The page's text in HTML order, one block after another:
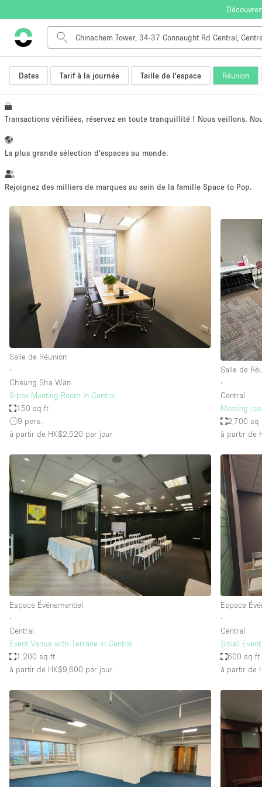
Dates Tarif à la journée Taille de l'espace Réunion
Type de l'espace Appartement / Loft
Boutique / Magasin
Espace Événementiel
Kiosque / Stand / Corner
Maison / Villa / Hôtel Particulier
Rooftop
Salle de Conférence
Salon / Festival
Studio Photo / Tournage
Caractéristiques
de l'espace
Chauffage
Concierge
De plain-pied
Espace Avec Vue
Espace Epuré / Minimaliste
Internet
Mobilier
Style Haussmannien
Sur Rue
Système de sécurité
Éclairage
Transactions vérifiées, réservez en toute tranquillité ! Nous veillons.
La plus grande sélection d'espaces au monde.
Rejoignez des milliers de marques au sein de la famille Space to Pop.
Salle de Réunion
∙
Cheung Sha Wan
9-pax Meeting Room in Central
150 sq ft
9 pers.
à partir de HK$2,520 par jour
Salle de
∙
Central
Meeting
2,700 sq
à partir de
Espace Événementiel
∙
Central
Event Venue with Terrace in Central
1,200 sq ft
à partir de HK$9,600 par jour
Espace
∙
Central
Small
600 sq ft
à partir de